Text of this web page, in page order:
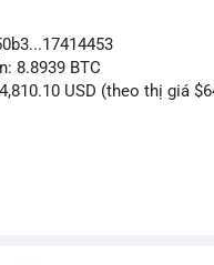
8.8939 BTC
USD (theo thị giá
trong một giao dịch